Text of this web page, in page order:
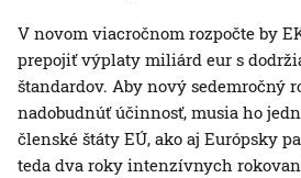
V novom viacročnom rozpočte by
prepojiť výplaty miliárd eur s
štandardov. Aby nový sedemročný
nadobudnúť účinnosť, musia ho
členské štáty EÚ, ako aj Európsky
teda dva roky intenzívnych